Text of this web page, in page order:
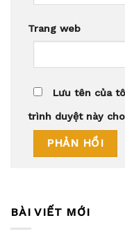
Trang web
Lưu tên của
trình duyệt này
BÀI VIẾT MỚI